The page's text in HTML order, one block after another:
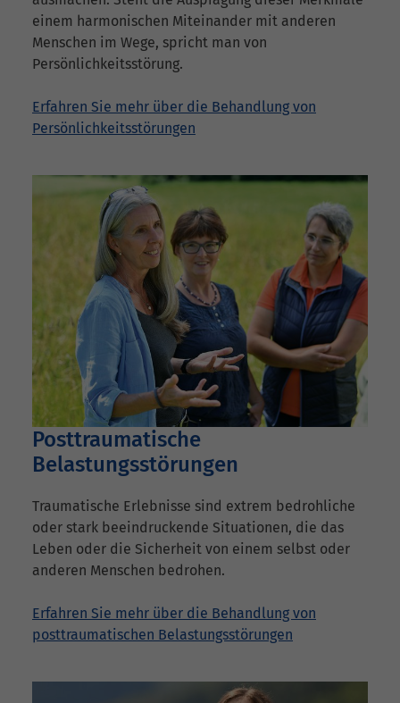
einem harmonischen Miteinander mit anderen
Menschen im Wege, spricht man von
Persönlichkeitsstörung.
Erfahren Sie mehr über die Behandlung von
Persönlichkeitsstörungen
Posttraumatische
Belastungsstörungen
Traumatische Erlebnisse sind extrem bedrohliche
oder stark beeindruckende Situationen, die das
Leben oder die Sicherheit von einem selbst oder
anderen Menschen bedrohen.
Erfahren Sie mehr über die Behandlung von
posttraumatischen Belastungsstörungen